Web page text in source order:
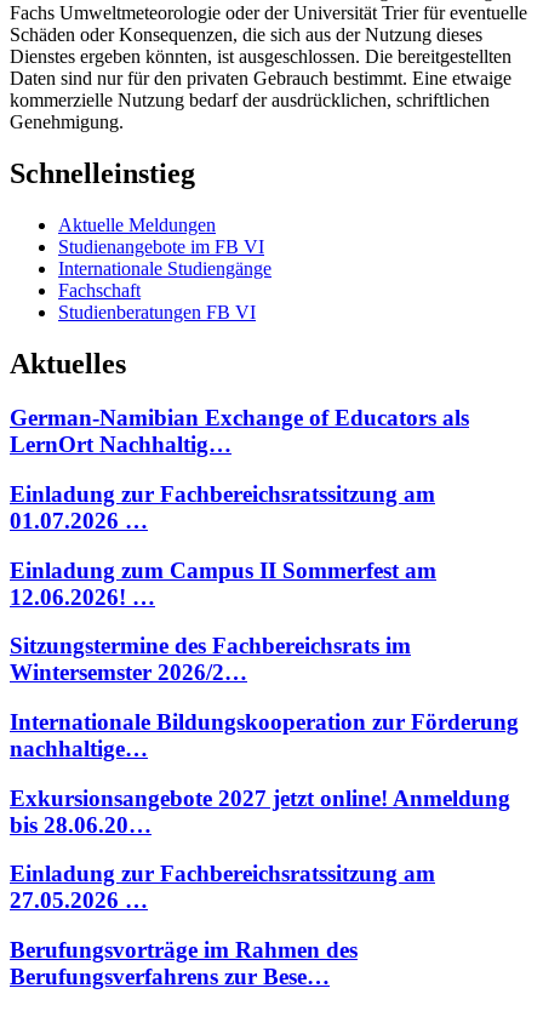
Fachs Umweltmeteorologie oder der Universität Trier für eventuelle
Schäden oder Konsequenzen, die sich aus der Nutzung dieses
Dienstes ergeben könnten, ist ausgeschlossen. Die bereitgestellten
Daten sind nur für den privaten Gebrauch bestimmt. Eine etwaige
kommerzielle Nutzung bedarf der ausdrücklichen, schriftlichen
Genehmigung.
Schnelleinstieg
Aktuelle Meldungen
Studienangebote im FB VI
Internationale Studiengänge
Fachschaft
Studienberatungen FB VI
Aktuelles
German-Namibian Exchange of Educators als
LernOrt Nachhaltig…
Einladung zur Fachbereichsratssitzung am
01.07.2026 …
Einladung zum Campus II Sommerfest am
12.06.2026! …
Sitzungstermine des Fachbereichsrats im
Wintersemster 2026/2…
Internationale Bildungskooperation zur Förderung
nachhaltige…
Exkursionsangebote 2027 jetzt online! Anmeldung
bis 28.06.20…
Einladung zur Fachbereichsratssitzung am
27.05.2026 …
Berufungsvorträge im Rahmen des
Berufungsverfahrens zur Bese…